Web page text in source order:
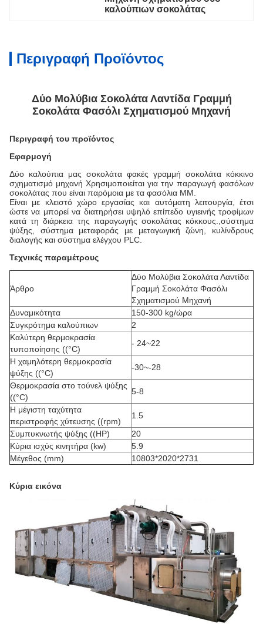
καλούπιων σοκολάτας
Περιγραφή Προϊόντος
Δύο Μολύβια Σοκολάτα Λαντίδα Γραμμή
Σοκολάτα Φασόλι Σχηματισμού Μηχανή
Περιγραφή του προϊόντος
Εφαρμογή
Δύο καλούπια μας σοκολάτα φακές γραμμή σοκολάτα κόκκινο
σχηματισμό μηχανή Χρησιμοποιείται για την παραγωγή φασόλων
σοκολάτας που είναι παρόμοια με τα φασόλια MM.
Είναι με κλειστό χώρο εργασίας και αυτόματη λειτουργία, έτσι
ώστε να μπορεί να διατηρήσει υψηλό επίπεδο υγιεινής τροφίμων
κατά τη διάρκεια της παραγωγής σοκολάτας κόκκους.,σύστημα
ψύξης, σύστημα μεταφοράς με μεταγωγική ζώνη, κυλίνδρους
διαλογής και σύστημα ελέγχου PLC.
Τεχνικές παραμέτρους
Άρθρο
Δύο Μολύβια Σοκολάτα Λαντίδα
Γραμμή Σοκολάτα Φασόλι
Σχηματισμού Μηχανή
Δυναμικότητα
150-300 kg/ώρα
Συγκρότημα καλούπιων
2
Καλύτερη θερμοκρασία
τυποποίησης ((°C)
- 24~22
Η χαμηλότερη θερμοκρασία
ψύξης ((°C)
-30~-28
Θερμοκρασία στο τούνελ ψύξης
((°C)
5-8
Η μέγιστη ταχύτητα
περιστροφής χύτευσης ((rpm)
1.5
Συμπυκνωτής ψύξης ((HP)
20
Κύρια ισχύς κινητήρα (kw)
5.9
Μέγεθος (mm)
10803*2020*2731
Κύρια εικόνα